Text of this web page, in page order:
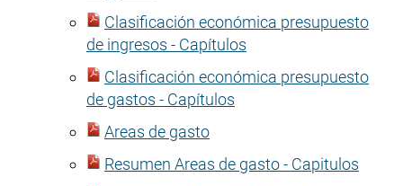
Clasificación económica presupuesto
de ingresos - Capítulos
Clasificación económica presupuesto
de gastos - Capítulos
Areas de gasto
Resumen Areas de gasto - Capitulos